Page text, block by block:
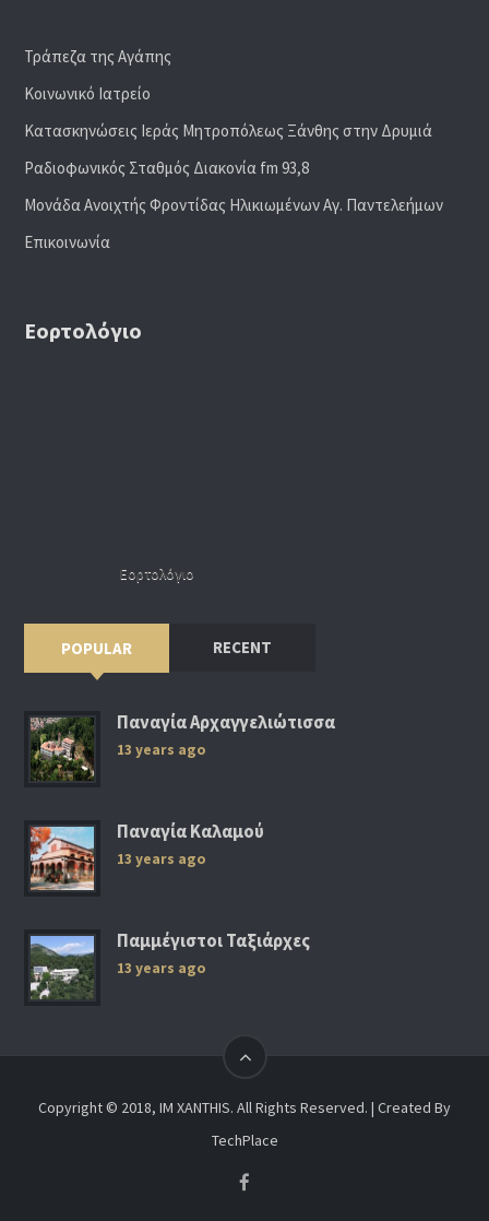
Τράπεζα της Αγάπης
Κοινωνικό Ιατρείο
Κατασκηνώσεις Ιεράς Μητροπόλεως Ξάνθης στην Δρυμιά
Ραδιoφωνικός Σταθμός Διακονία fm 93,8
Μονάδα Ανοιχτής Φροντίδας Ηλικιωμένων Αγ. Παντελεήμων
Επικοινωνία
Εορτολόγιο
Εορτολόγιο
POPULAR RECENT
Παναγία Αρχαγγελιώτισσα
13 years ago
Παναγία Καλαμού
13 years ago
Παμμέγιστοι Ταξιάρχες
13 years ago
Copyright © 2018, IM XANTHIS. All Rights Reserved. | Created By
TechPlace